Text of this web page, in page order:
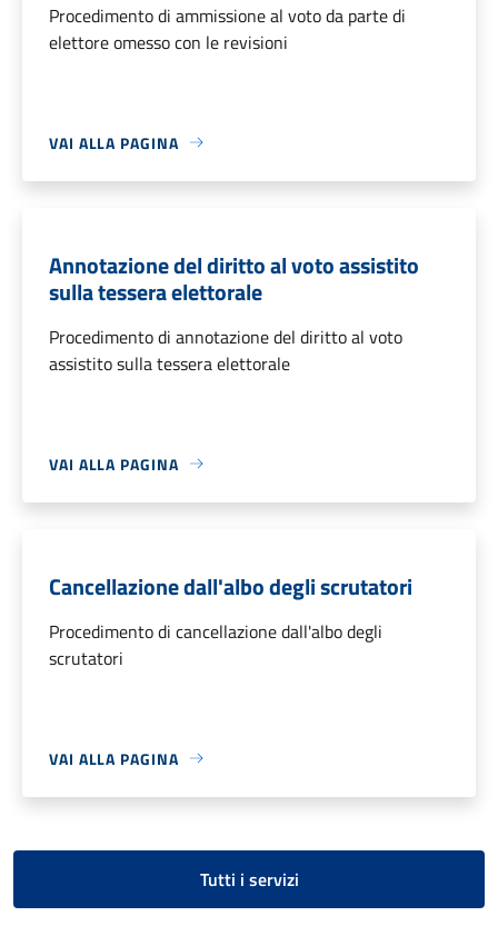
Procedimento di ammissione al voto da parte di
elettore omesso con le revisioni
VAI ALLA PAGINA
Annotazione del diritto al voto assistito
sulla tessera elettorale
Procedimento di annotazione del diritto al voto
assistito sulla tessera elettorale
VAI ALLA PAGINA
Cancellazione dall'albo degli scrutatori
Procedimento di cancellazione dall'albo degli
scrutatori
VAI ALLA PAGINA
Tutti i servizi